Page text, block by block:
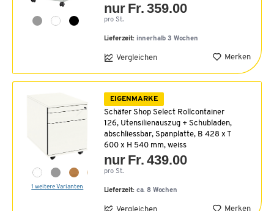
nur Fr. 359.00
pro St.
Lieferzeit: innerhalb 3 Wochen
Vergleichen Merken
1 weitere Varianten
EIGENMARKE
Schäfer Shop Select Rollcontainer
126, Utensilienauszug + Schubladen,
abschliessbar, Spanplatte, B 428 x T
600 x H 540 mm, weiss
nur Fr. 439.00
pro St.
Lieferzeit: ca. 8 Wochen
Merken